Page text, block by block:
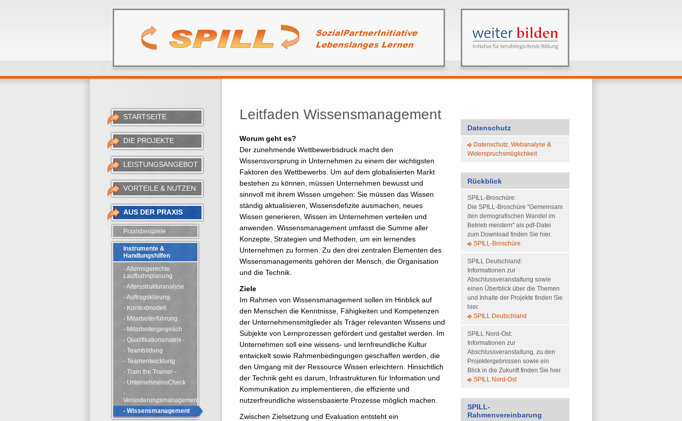
STARTSEITE
DIE PROJEKTE
LEISTUNGSANGEBOT
VORTEILE & NUTZEN
AUS DER PRAXIS
Praxisbeispiele
Instrumente &
Handlungshilfen
- Alternsgerechte
Laufbahnplanung
- Altersstrukturanalyse
- Auftragsklärung
- Kontextmodell
- Mitarbeiterführung
- Mitarbeitergespräch
- Qualifikationsmatrix -
- Teambildung
- Teamentwicklung
- Train the Trainer -
- UnternehmensCheck
-
Veränderungsmanagement
- Wissensmanagement
Leitfaden Wissensmanagement
Worum geht es?
Der zunehmende Wettbewerbsdruck macht den
Wissensvorsprung in Unternehmen zu einem der wichtigsten
Faktoren des Wettbewerbs. Um auf dem globalisierten Markt
bestehen zu können, müssen Unternehmen bewusst und
sinnvoll mit ihrem Wissen umgehen: Sie müssen das Wissen
ständig aktualisieren, Wissensdefizite ausmachen, neues
Wissen generieren, Wissen im Unternehmen verteilen und
anwenden. Wissensmanagement umfasst die Summe aller
Konzepte, Strategien und Methoden, um ein lernendes
Unternehmen zu formen. Zu den drei zentralen Elementen des
Wissensmanagements gehören der Mensch, die Organisation
und die Technik.
Ziele
Im Rahmen von Wissensmanagement sollen im Hinblick auf
den Menschen die Kenntnisse, Fähigkeiten und Kompetenzen
der Unternehmensmitglieder als Träger relevanten Wissens und
Subjekte von Lernprozessen gefördert und gestaltet werden. Im
Unternehmen soll eine wissens- und lernfreundliche Kultur
entwickelt sowie Rahmenbedingungen geschaffen werden, die
den Umgang mit der Ressource Wissen erleichtern. Hinsichtlich
der Technik geht es darum, Infrastrukturen für Information und
Kommunikation zu implementieren, die effiziente und
nutzerfreundliche wissensbasierte Prozesse möglich machen.
Zwischen Zielsetzung und Evaluation entsteht ein
Datenschutz
Datenschutz, Webanalyse &
Widerspruchsmöglichkeit
Rückblick
SPILL-Broschüre:
Die SPILL-Broschüre "Gemeinsam
den demografischen Wandel im
Betrieb meistern" als pdf-Datei
zum Download finden Sie hier.
SPILL-Broschüre
SPILL Deutschland:
Informationen zur
Abschlussveranstaltung sowie
einen Überblick über die Themen
und Inhalte der Projekte finden Sie
hier.
SPILL Deutschland
SPILL Nord-Ost:
Informationen zur
Abschlussveranstaltung, zu den
Projektergebnissen sowie ein
Blick in die Zukunft finden Sie hier.
SPILL Nord-Ost
SPILL-
Rahmenvereinbarung